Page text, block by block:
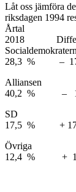
Låt oss jämföra
riksdagen 1994
2018
28,3 % –
40,2 % –
17,5 % +
12,4 % +